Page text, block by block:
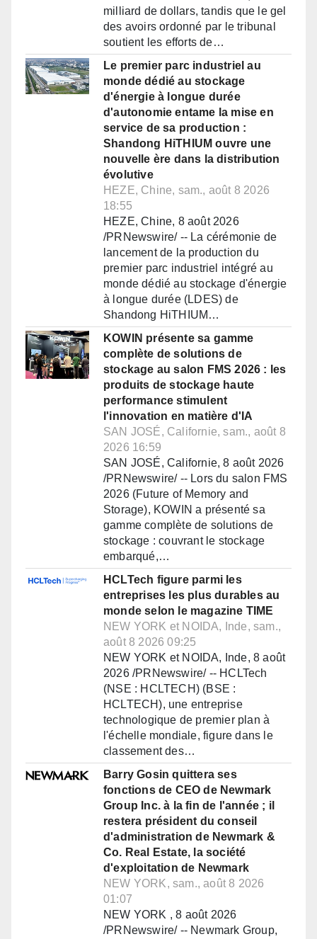
milliard de dollars, tandis que le gel
des avoirs ordonné par le tribunal
soutient les efforts de…
Le premier parc industriel au
monde dédié au stockage
d'énergie à longue durée
d'autonomie entame la mise en
service de sa production :
Shandong HiTHIUM ouvre une
nouvelle ère dans la distribution
évolutive
HEZE, Chine, sam., août 8 2026
18:55
HEZE, Chine, 8 août 2026
/PRNewswire/ -- La cérémonie de
lancement de la production du
premier parc industriel intégré au
monde dédié au stockage d'énergie
à longue durée (LDES) de
Shandong HiTHIUM…
KOWIN présente sa gamme
complète de solutions de
stockage au salon FMS 2026 : les
produits de stockage haute
performance stimulent
l'innovation en matière d'IA
SAN JOSÉ, Californie, sam., août 8
2026 16:59
SAN JOSÉ, Californie, 8 août 2026
/PRNewswire/ -- Lors du salon FMS
2026 (Future of Memory and
Storage), KOWIN a présenté sa
gamme complète de solutions de
stockage : couvrant le stockage
embarqué,…
HCLTech figure parmi les
entreprises les plus durables au
monde selon le magazine TIME
NEW YORK et NOIDA, Inde, sam.,
août 8 2026 09:25
NEW YORK et NOIDA, Inde, 8 août
2026 /PRNewswire/ -- HCLTech
(NSE : HCLTECH) (BSE :
HCLTECH), une entreprise
technologique de premier plan à
l'échelle mondiale, figure dans le
classement des…
Barry Gosin quittera ses
fonctions de CEO de Newmark
Group Inc. à la fin de l'année ; il
restera président du conseil
d'administration de Newmark &
Co. Real Estate, la société
d'exploitation de Newmark
NEW YORK, sam., août 8 2026
01:07
NEW YORK , 8 août 2026
/PRNewswire/ -- Newmark Group,